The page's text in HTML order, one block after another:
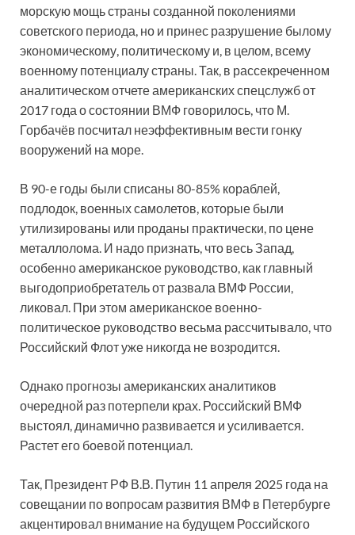
морскую мощь страны созданной поколениями
советского периода, но и принес разрушение былому
экономическому, политическому и, в целом, всему
военному потенциалу страны. Так, в рассекреченном
аналитическом отчете американских спецслужб от
2017 года о состоянии ВМФ говорилось, что М.
Горбачёв посчитал неэффективным вести гонку
вооружений на море.
В 90-е годы были списаны 80-85% кораблей,
подлодок, военных самолетов, которые были
утилизированы или проданы практически, по цене
металлолома. И надо признать, что весь Запад,
особенно американское руководство, как главный
выгодоприобретатель от развала ВМФ России,
ликовал. При этом американское военно-
политическое руководство весьма рассчитывало, что
Российский Флот уже никогда не возродится.
Однако прогнозы американских аналитиков
очередной раз потерпели крах. Российский ВМФ
выстоял, динамично развивается и усиливается.
Растет его боевой потенциал.
Так, Президент РФ В.В. Путин 11 апреля 2025 года на
совещании по вопросам развития ВМФ в Петербурге
акцентировал внимание на будущем Российского